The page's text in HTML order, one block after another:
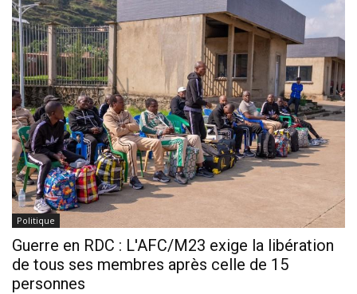
Politique
Guerre en RDC : L'AFC/M23 exige la libération
de tous ses membres après celle de 15
personnes